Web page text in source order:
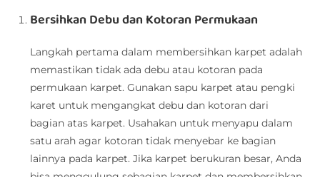
Bersihkan Debu dan Kotoran Permukaan
Langkah pertama dalam membersihkan karpet adalah
memastikan tidak ada debu atau kotoran pada
permukaan karpet. Gunakan sapu karpet atau pengki
karet untuk mengangkat debu dan kotoran dari
bagian atas karpet. Usahakan untuk menyapu dalam
satu arah agar kotoran tidak menyebar ke bagian
lainnya pada karpet. Jika karpet berukuran besar, Anda